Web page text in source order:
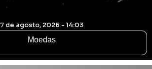
7 de agosto, 2026 - 14:03
Moedas